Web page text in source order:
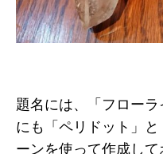
題名には、「フロー
にも「ペリドット」
ーンを使って作成して